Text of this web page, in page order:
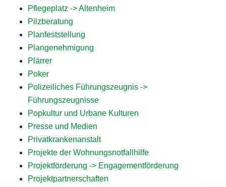
Pflegeplatz -> Altenheim
Pilzberatung
Planfeststellung
Plangenehmigung
Plärrer
Poker
Polizeiliches Führungszeugnis ->
Führungszeugnisse
Popkultur und Urbane Kulturen
Presse und Medien
Privatkrankenanstalt
Projekte der Wohnungsnotfallhilfe
Projektförderung -> Engagementförderung
Projektpartnerschaften